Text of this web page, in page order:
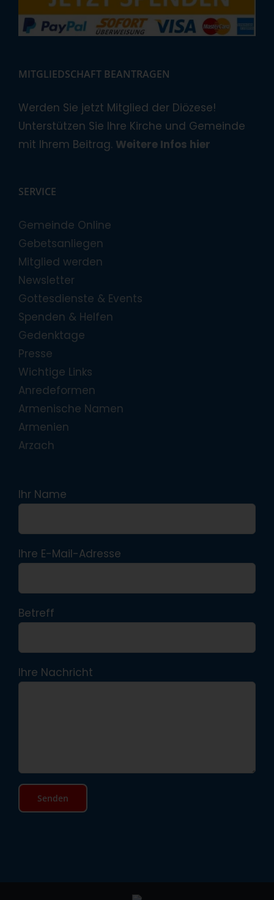
MITGLIEDSCHAFT BEANTRAGEN
Werden Sie jetzt Mitglied der Diözese!
Unterstützen Sie Ihre Kirche und Gemeinde
mit Ihrem Beitrag. Weitere Infos hier
SERVICE
Gemeinde Online
Gebetsanliegen
Mitglied werden
Newsletter
Gottesdienste & Events
Spenden & Helfen
Gedenktage
Presse
Wichtige Links
Anredeformen
Armenische Namen
Armenien
Arzach
Ihr Name
Ihre E-Mail-Adresse
Betreff
Ihre Nachricht